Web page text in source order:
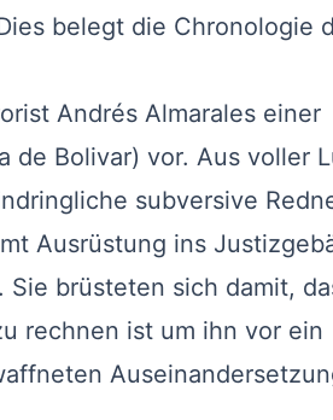
belegt die Chronologie
Andrés Almarales einer
de Bolivar) vor. Aus voller
subversive
Ausrüstung ins
brüsteten sich damit,
rechnen ist um ihn vor ein